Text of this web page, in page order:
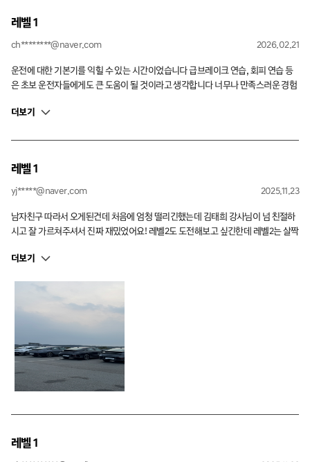
레벨 1
ch********@naver.com 2026.02.21
운전에 대한 기본기를 익힐 수 있는 시간이었습니다 급브레이크 연습, 회피 연습 등
은 초보 운전자들에게도 큰 도움이 될 것이라고 생각합니다 너무나 만족스러운 경험
더보기
레벨 1
yj*****@naver.com 2025.11.23
남자친구 따라서 오게된건데 처음에 엄청 떨리긴했는데 김태희 강사님이 넘 친절하
시고 잘 가르쳐주셔서 진짜 재밌었어요! 레벨2도 도전해보고 싶긴한데 레벨2는 살짝
싶어용! 제 인생 첫 서킷 넘넘 재미있었어용
더보기
레벨 1